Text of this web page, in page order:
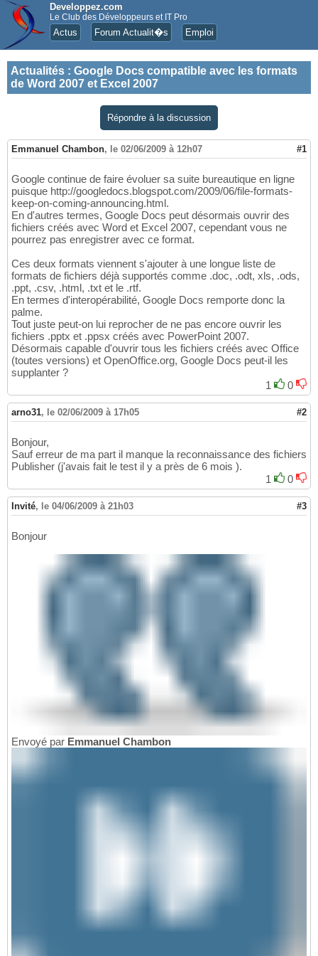
Developpez.com
Le Club des Développeurs et IT Pro
Actus Forum Actualit�s Emploi
Actualités : Google Docs compatible avec les formats
de Word 2007 et Excel 2007
Répondre à la discussion
Emmanuel Chambon, le 02/06/2009 à 12h07 #1
Google continue de faire évoluer sa suite bureautique en ligne
puisque http://googledocs.blogspot.com/2009/06/file-formats-
keep-on-coming-announcing.html.
En d'autres termes, Google Docs peut désormais ouvrir des
fichiers créés avec Word et Excel 2007, cependant vous ne
pourrez pas enregistrer avec ce format.
Ces deux formats viennent s'ajouter à une longue liste de
formats de fichiers déjà supportés comme .doc, .odt, xls, .ods,
.ppt, .csv, .html, .txt et le .rtf.
En termes d'interopérabilité, Google Docs remporte donc la
palme.
Tout juste peut-on lui reprocher de ne pas encore ouvrir les
fichiers .pptx et .ppsx créés avec PowerPoint 2007.
Désormais capable d'ouvrir tous les fichiers créés avec Office
(toutes versions) et OpenOffice.org, Google Docs peut-il les
supplanter ?
1
0
arno31, le 02/06/2009 à 17h05 #2
Bonjour,
Sauf erreur de ma part il manque la reconnaissance des fichiers
Publisher (j'avais fait le test il y a près de 6 mois ).
1
0
Invité, le 04/06/2009 à 21h03 #3
Bonjour
Envoyé par Emmanuel Chambon